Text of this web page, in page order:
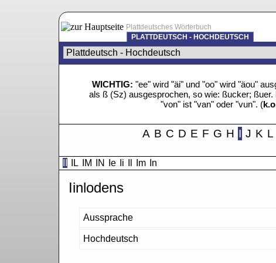
Plattdeutsches Wörterbuch
PLATTDEUTSCH - HOCHDEUTSCH
WICHTIG: "ee" wird "äi" und "oo" wird "äou"
als ß (Sz) ausgesprochen, so wie: ßucker;
"von" ist "van" oder "vun". (
A B C D E F G H I J K L
IL IM IN Ie Ii Im In
Iinlodens
Aussprache
Hochdeutsch